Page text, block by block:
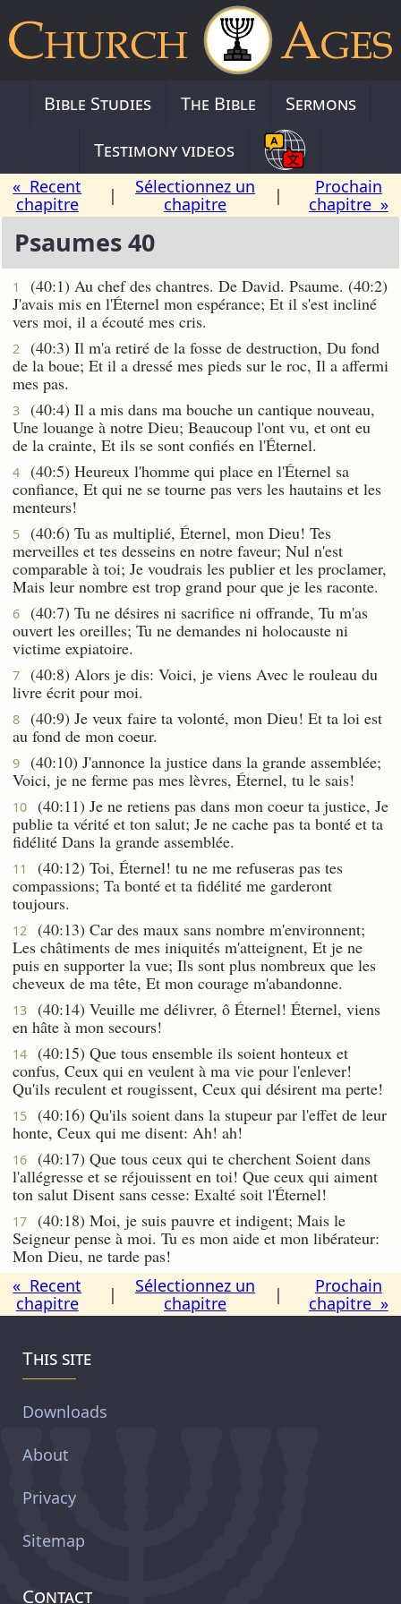
Bible Studies The Bible
Sermons
Testimony videos
« Recent
chapitre
|
Sélectionnez un
chapitre
|
Prochain
chapitre »
Psaumes 40
1
(40:1) Au chef des chantres. De David. Psaume. (40:2)
J'avais mis en l'Éternel mon espérance; Et il s'est incliné
vers moi, il a écouté mes cris.
2
(40:3) Il m'a retiré de la fosse de destruction, Du fond
de la boue; Et il a dressé mes pieds sur le roc, Il a affermi
mes pas.
3
(40:4) Il a mis dans ma bouche un cantique nouveau,
Une louange à notre Dieu; Beaucoup l'ont vu, et ont eu
de la crainte, Et ils se sont confiés en l'Éternel.
4
(40:5) Heureux l'homme qui place en l'Éternel sa
confiance, Et qui ne se tourne pas vers les hautains et les
menteurs!
5
(40:6) Tu as multiplié, Éternel, mon Dieu! Tes
merveilles et tes desseins en notre faveur; Nul n'est
comparable à toi; Je voudrais les publier et les proclamer,
Mais leur nombre est trop grand pour que je les raconte.
6
(40:7) Tu ne désires ni sacrifice ni offrande, Tu m'as
ouvert les oreilles; Tu ne demandes ni holocauste ni
victime expiatoire.
7
(40:8) Alors je dis: Voici, je viens Avec le rouleau du
livre écrit pour moi.
8
(40:9) Je veux faire ta volonté, mon Dieu! Et ta loi est
au fond de mon coeur.
9
(40:10) J'annonce la justice dans la grande assemblée;
Voici, je ne ferme pas mes lèvres, Éternel, tu le sais!
10
(40:11) Je ne retiens pas dans mon coeur ta justice, Je
publie ta vérité et ton salut; Je ne cache pas ta bonté et ta
fidélité Dans la grande assemblée.
11
(40:12) Toi, Éternel! tu ne me refuseras pas tes
compassions; Ta bonté et ta fidélité me garderont
toujours.
12
(40:13) Car des maux sans nombre m'environnent;
Les châtiments de mes iniquités m'atteignent, Et je ne
puis en supporter la vue; Ils sont plus nombreux que les
cheveux de ma tête, Et mon courage m'abandonne.
13
(40:14) Veuille me délivrer, ô Éternel! Éternel, viens
en hâte à mon secours!
14
(40:15) Que tous ensemble ils soient honteux et
confus, Ceux qui en veulent à ma vie pour l'enlever!
Qu'ils reculent et rougissent, Ceux qui désirent ma perte!
15
(40:16) Qu'ils soient dans la stupeur par l'effet de leur
honte, Ceux qui me disent: Ah! ah!
16
(40:17) Que tous ceux qui te cherchent Soient dans
l'allégresse et se réjouissent en toi! Que ceux qui aiment
ton salut Disent sans cesse: Exalté soit l'Éternel!
17
(40:18) Moi, je suis pauvre et indigent; Mais le
Seigneur pense à moi. Tu es mon aide et mon libérateur:
Mon Dieu, ne tarde pas!
« Recent
chapitre
|
Sélectionnez un
chapitre
|
Prochain
chapitre »
This site
Downloads
About
Privacy
Sitemap
Contact